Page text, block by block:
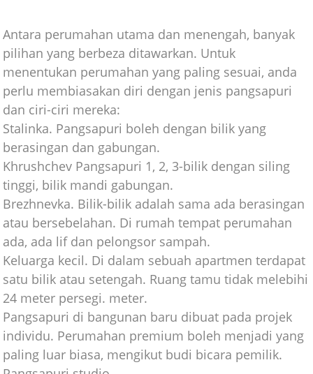
Antara perumahan utama dan menengah, banyak
pilihan yang berbeza ditawarkan. Untuk
menentukan perumahan yang paling sesuai, anda
perlu membiasakan diri dengan jenis pangsapuri
dan ciri-ciri mereka:
Stalinka. Pangsapuri boleh dengan bilik yang
berasingan dan gabungan.
Khrushchev Pangsapuri 1, 2, 3-bilik dengan siling
tinggi, bilik mandi gabungan.
Brezhnevka. Bilik-bilik adalah sama ada berasingan
atau bersebelahan. Di rumah tempat perumahan
ada, ada lif dan pelongsor sampah.
Keluarga kecil. Di dalam sebuah apartmen terdapat
satu bilik atau setengah. Ruang tamu tidak melebihi
24 meter persegi. meter.
Pangsapuri di bangunan baru dibuat pada projek
individu. Perumahan premium boleh menjadi yang
paling luar biasa, mengikut budi bicara pemilik.